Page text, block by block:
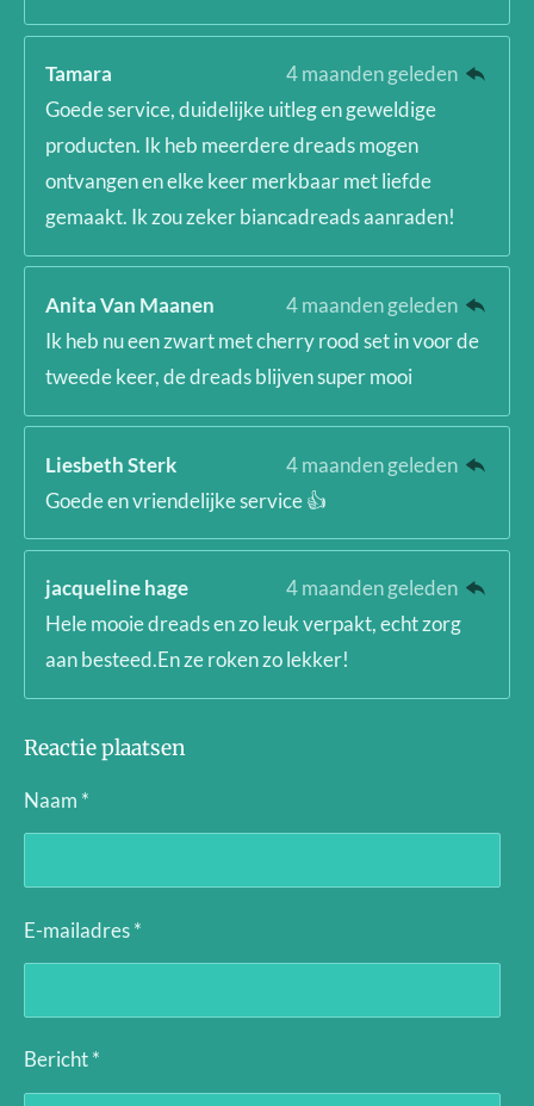
Tamara
4 maanden geleden
Goede service, duidelijke uitleg en geweldige
producten. Ik heb meerdere dreads mogen
ontvangen en elke keer merkbaar met liefde
gemaakt. Ik zou zeker biancadreads aanraden!
Anita Van Maanen
4 maanden geleden
Ik heb nu een zwart met cherry rood set in voor de
tweede keer, de dreads blijven super mooi
Liesbeth Sterk
4 maanden geleden
Goede en vriendelijke service 👍
jacqueline hage
4 maanden geleden
Hele mooie dreads en zo leuk verpakt, echt zorg
aan besteed.En ze roken zo lekker!
Reactie plaatsen
Naam *
E-mailadres *
Bericht *